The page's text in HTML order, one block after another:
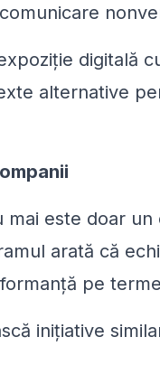
digitală
alternative
mai este doar
arată că
pe
inițiative